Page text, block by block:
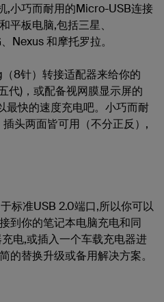
,小巧而耐用的Micro-USB连接
平板电脑,包括三星、
Nexus 和摩托罗拉。
8针）转接适配器来给你的
代)，或配备视网膜显示屏的
最快的速度充电吧。小巧而耐
头两面皆可用（不分正反）,
标准USB 2.0端口,所以你可以
到你的笔记本电脑充电和同
电,或插入一个车载充电器进
的替换升级或备用解决方案。